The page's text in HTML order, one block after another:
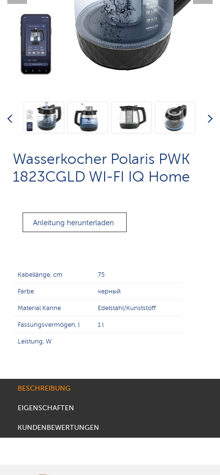
Wasserkocher Polaris PWK
1823CGLD WI-FI IQ Home
Anleitung herunterladen
Kabellänge, cm 75
Farbe черный
Material Kanne Edelstahl/Kunststoff
Fassungsvermögen, l 1 l
Leistung, W
BESCHREIBUNG
EIGENSCHAFTEN
KUNDENBEWERTUNGEN